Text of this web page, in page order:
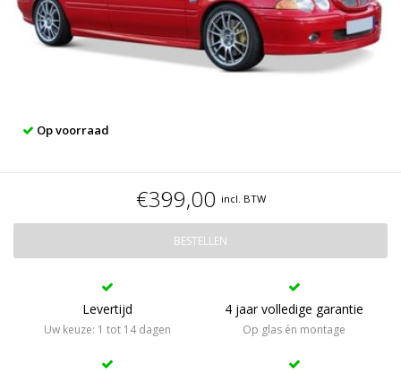
Op voorraad
€399,00 incl. BTW
BESTELLEN
Levertijd
Uw keuze: 1 tot 14 dagen
4 jaar volledige garantie
Op glas én montage